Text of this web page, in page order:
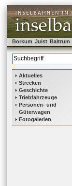
Borkum Juist Baltrum
Aktuelles
Strecken
Geschichte
Triebfahrzeuge
Personen- und
Güterwagen
Fotogalerien